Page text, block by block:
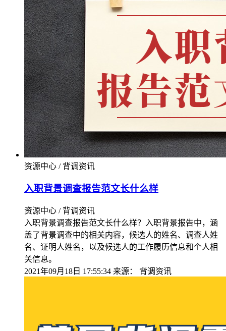
资源中心 / 背调资讯
入职背景调查报告范文长什么样
资源中心 / 背调资讯
入职背景调查报告范文长什么样？入职背景报告中，涵
盖了背景调查中的相关内容，候选人的姓名、调查人姓
名、证明人姓名，以及候选人的工作履历信息和个人相
关信息。
2021年09月18日 17:55:34 来源： 背调资讯